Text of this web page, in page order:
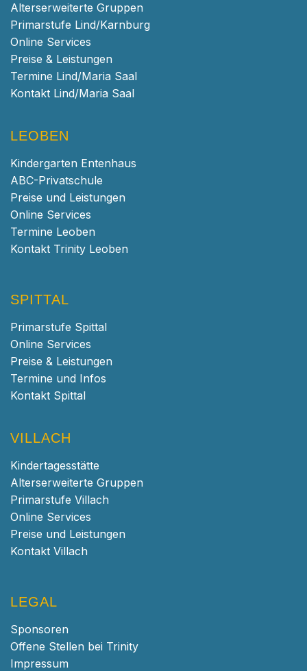
Alterserweiterte Gruppen
Primarstufe Lind/Karnburg
Online Services
Preise & Leistungen
Termine Lind/Maria Saal
Kontakt Lind/Maria Saal
LEOBEN
Kindergarten Entenhaus
ABC-Privatschule
Preise und Leistungen
Online Services
Termine Leoben
Kontakt Trinity Leoben
SPITTAL
Primarstufe Spittal
Online Services
Preise & Leistungen
Termine und Infos
Kontakt Spittal
VILLACH
Kindertagesstätte
Alterserweiterte Gruppen
Primarstufe Villach
Online Services
Preise und Leistungen
Kontakt Villach
LEGAL
Sponsoren
Offene Stellen bei Trinity
Impressum